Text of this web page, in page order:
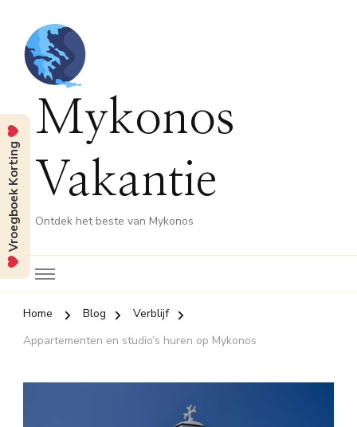
Mykonos
Vakantie
Ontdek het beste van Mykonos
Home Blog
Verblijf
Appartementen en studio’s huren op Mykonos
Vroegboek Korting